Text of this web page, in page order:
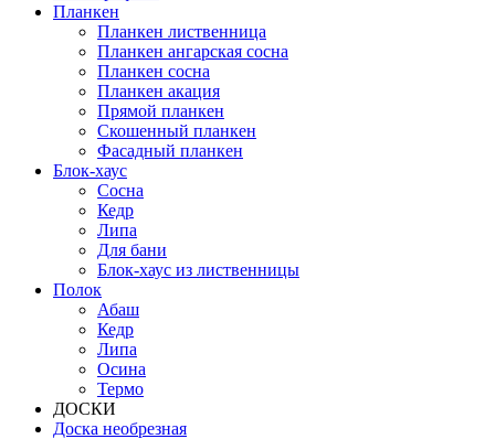
Планкен
Планкен лиственница
Планкен ангарская сосна
Планкен сосна
Планкен акация
Прямой планкен
Скошенный планкен
Фасадный планкен
Блок-хаус
Сосна
Кедр
Липа
Для бани
Блок-хаус из лиственницы
Полок
Абаш
Кедр
Липа
Осина
Термо
ДОСКИ
Доска необрезная